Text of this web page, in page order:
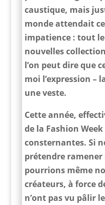
caustique, mais
monde attendait
impatience : tout
nouvelles
l’on peut dire que
moi l’expression –
une veste.
Cette année,
de la Fashion
consternantes. Si
prétendre
pourrions même
créateurs, à force
n’ont pas vu pâlir